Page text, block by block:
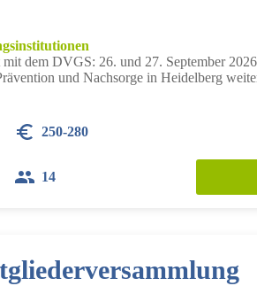
dem DVGS: 26. und 27. September
und Nachsorge in Heidelberg
250-280
14